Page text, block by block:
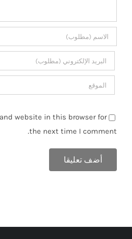
website in this browser for
the next time I comment.